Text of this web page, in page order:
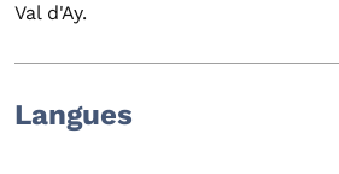
Val d'Ay.
Langues